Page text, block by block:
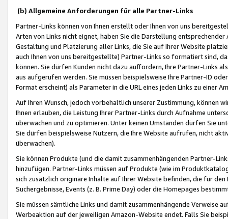
(b) Allgemeine Anforderungen für alle Partner-Links
Partner-Links können von Ihnen erstellt oder Ihnen von uns
Arten von Links nicht eignet, haben Sie die Darstellung
Gestaltung und Platzierung aller Links, die Sie auf Ihrer Website
auch Ihnen von uns bereitgestellte) Partner-Links so formatiert sind,
können. Sie dürfen Kunden nicht dazu auffordern, Ihre Partner-Links
aus aufgerufen werden. Sie müssen beispielsweise Ihre Partner-ID
Format erscheint) als Parameter in die URL eines jeden Links zu einer
Auf Ihren Wunsch, jedoch vorbehaltlich unserer Zustimmung, können
Ihnen erlauben, die Leistung Ihrer Partner-Links durch Aufnahme
überwachen und zu optimieren. Unter keinen Umständen dürfen Sie
Sie dürfen beispielsweise Nutzern, die Ihre Website aufrufen, nicht
überwachen).
Sie können Produkte (und die damit zusammenhängenden Partner-
hinzufügen. Partner-Links müssen auf Produkte (wie im
sich zusätzlich originäre Inhalte auf Ihrer Website befinden, die für
Suchergebnisse, Events (z. B. Prime Day) oder die Homepages
Sie müssen sämtliche Links und damit zusammenhängende
Werbeaktion auf der jeweiligen Amazon-Website endet. Falls Sie